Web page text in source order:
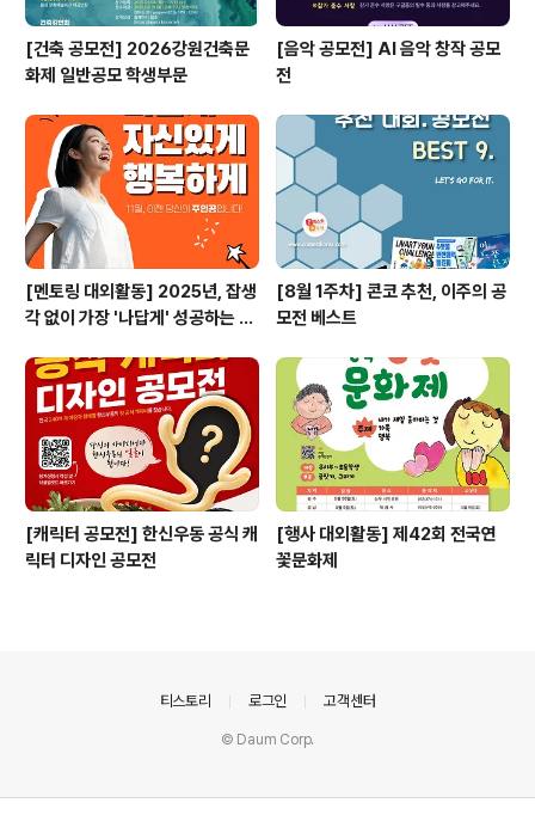
[건축 공모전] 2026강원건축문
화제 일반공모 학생부문
[음악 공모전] AI 음악 창작 공모
전
[멘토링 대외활동] 2025년, 잡생
각 없이 가장 '나답게' 성공하는 법
[8월 1주차] 콘코 추천, 이주의 공
모전 베스트
[캐릭터 공모전] 한신우동 공식 캐
릭터 디자인 공모전
[행사 대외활동] 제42회 전국연
꽃문화제
티스토리 로그인 고객센터
© Daum Corp.